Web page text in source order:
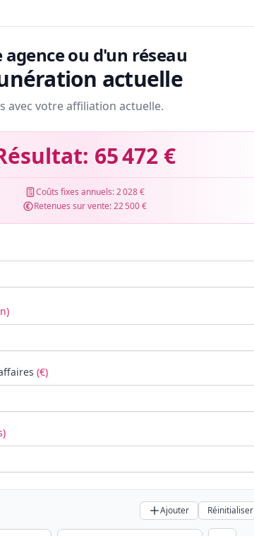
ou d'un réseau
actuelle
avec votre affiliation actuelle.
65 472 €
Coûts fixes annuels:2 028 €
Retenues sur vente:22 500 €
(€)
Ajouter Réinitialiser